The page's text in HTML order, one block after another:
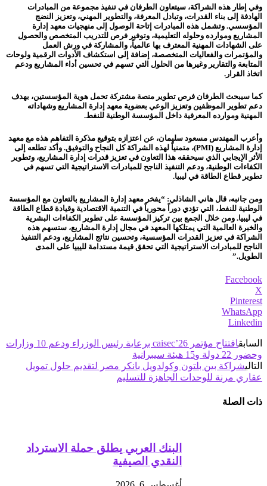
وفي إطار هذه الشراكة، سيتعاون الطرفان في تنفيذ مجموعة من المبادرات
الهادفة إلى بناء القدرات، وتبادل المعرفة، والتطوير المهني، وتعزيز النضج
المؤسسي. وتشمل هذه المبادرات إتاحة الوصول إلى منهجيات معهد إدارة
المشاريع وموارده وحلوله التعليمية، وتوفير فرص للتدريب المتخصص والحصول
على الشهادات المهنية المعترف بها عالمياً، والمشاركة في ورش العمل
والمؤتمرات والفعاليات المتخصصة، إضافة إلى استكشاف الأدوات الرقمية ولوحات
المتابعة والتقارير وغيرها من الحلول التي تسهم في تحسين أداء المشاريع ودعم
اتخاذ القرار.
كما سيبحث الطرفان فرص تطوير منصة مشتركة تحمل هوية المؤسستين، بهدف
دعم تطوير الموظفين وتعزيز الوعي بعضوية معهد إدارة المشاريع وشهاداته
المهنية وموارده المعرفية داخل المؤسسة الوطنية للنفط.
وأعرب المهندس مسعود سليمان، عن اعتزازه بتوقيع مذكرة التفاهم هذه مع معهد
إدارة المشاريع (PMI)، متمنياً لهذه الشراكة كل النجاح والتوفيق. وأكد تطلعه إلى
الأثر الإيجابي الذي سيحققه هذا التعاون في تعزيز قدرات إدارة المشاريع، وتطوير
الكفاءات الوطنية، ودعم التنفيذ الناجح للمبادرات الاستراتيجية التي تسهم في
تطوير قطاع الطاقة في ليبيا.
ومن جانبه، قال هاني الشاذلي: “يفخر معهد إدارة المشاريع بالتعاون مع المؤسسة
الوطنية للنفط، التي تؤدي دوراً محورياً في التنمية الاقتصادية وقيادة قطاع الطاقة
في ليبيا. ومن خلال الجمع بين تركيز المؤسسة على تطوير الكفاءات البشرية
والخبرة العالمية التي يمتلكها المعهد في مجال إدارة المشاريع، ستسهم هذه
الشراكة في تعزيز القدرات المؤسسية، وتحسين نتائج المشاريع، ودعم التنفيذ
الناجح للمبادرات الاستراتيجية التي تحقق قيمة مستدامة لليبيا على المدى
الطويل.”
Facebook
X
Pinterest
WhatsApp
Linkedin
السابق
افتتاح مؤتمر caisec’26 برعاية رئيس الوزراء ودعم 10 وزارات
وحضور 22 دولة و15 هيئة سيبرانية
التاليشراكة بين بلتون وكولدويل بانكر مصر لتقديم حلول تمويل
عقاري مرنة للوحدات الجاهزة للتسليم
ذات الصلة
البنك العربي يطلق حملة الاسترداد
النقدي الصيفية